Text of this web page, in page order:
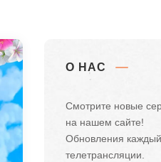
О НАС
Смотрите новые
на нашем сайте!
Обновления
телетрансляции.